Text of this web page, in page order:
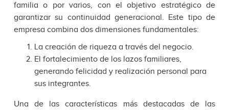
familia o por varios, con el objetivo estratégico de
garantizar su continuidad generacional. Este tipo de
empresa combina dos dimensiones fundamentales:
La creación de riqueza a través del negocio.
El fortalecimiento de los lazos familiares,
generando felicidad y realización personal para
sus integrantes.
Una de las características más destacadas de las